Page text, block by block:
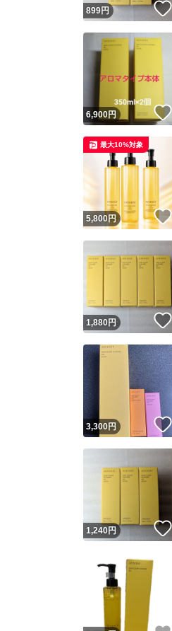
899円
6,900円
5,800円
最大10%対象
1,880円
3,300円
1,240円